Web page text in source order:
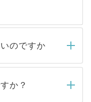
のですか
弊社担当者がご
メールもしくは
か？